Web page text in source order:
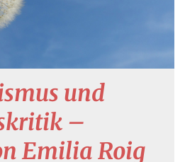
und
–
Emilia Roig